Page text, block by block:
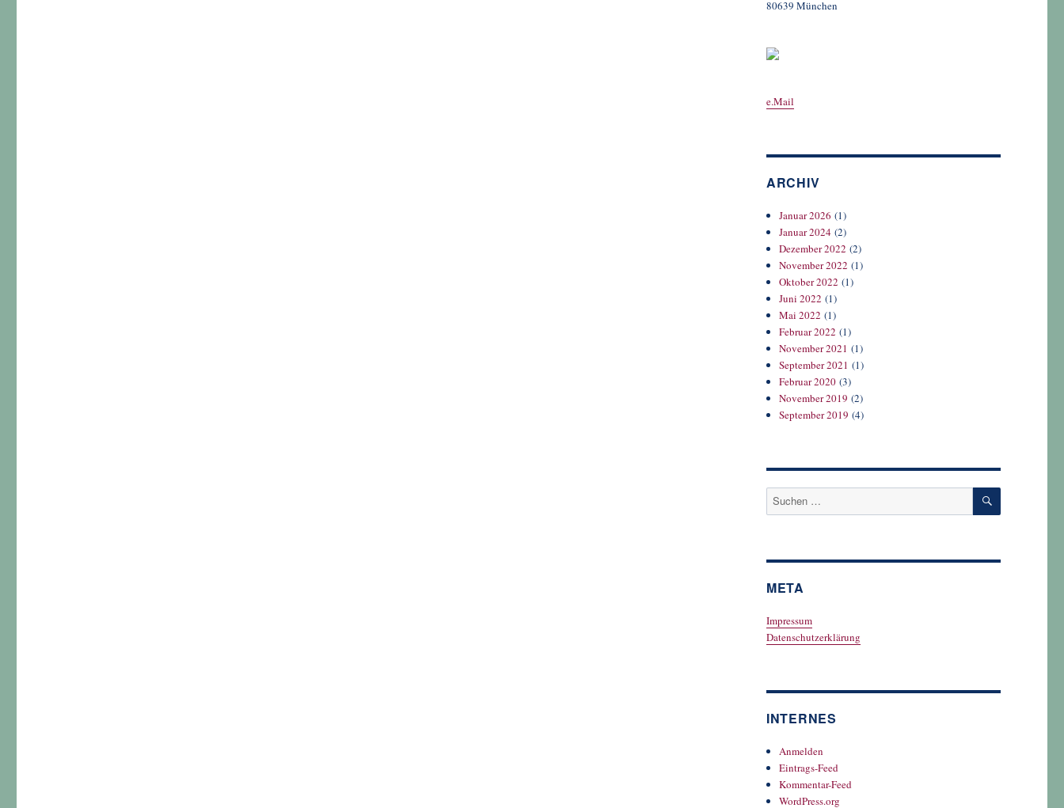
80639 München
e.Mail
ARCHIV
Januar 2026 (1)
Januar 2024 (2)
Dezember 2022 (2)
November 2022 (1)
Oktober 2022 (1)
Juni 2022 (1)
Mai 2022 (1)
Februar 2022 (1)
November 2021 (1)
September 2021 (1)
Februar 2020 (3)
November 2019 (2)
September 2019 (4)
Suchen
nach:
SUCHEN
META
Impressum
Datenschutzerklärung
INTERNES
Anmelden
Eintrags-Feed
Kommentar-Feed
WordPress.org